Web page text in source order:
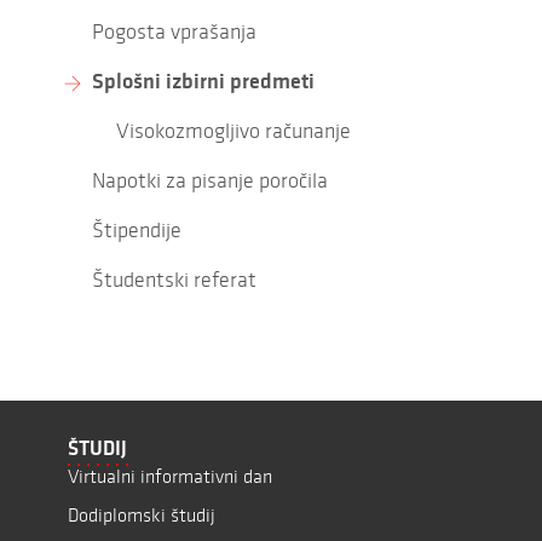
Pogosta vprašanja
Splošni izbirni predmeti
Visokozmogljivo računanje
Napotki za pisanje poročila
Štipendije
Študentski referat
ŠTUDIJ
Virtualni informativni dan
Dodiplomski študij